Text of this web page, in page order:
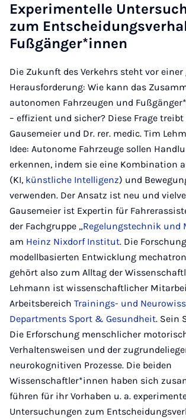
Experimentelle
zum
Fußgänger*innen
Die Zukunft des Verkehrs steht vor einer
Herausforderung: Wie kann das
autonomen Fahrzeugen und
– effizient und sicher? Diese Frage treibt
Gausemeier und Dr. rer. medic. Tim
Idee: Autonome Fahrzeuge sollen
erkennen, indem sie eine Kombination
(KI, künstliche Intelligenz) und
verwenden. Der Ansatz ist neu und
Gausemeier ist Expertin für
der Fachgruppe „Regelungstechnik und
am Heinz Nixdorf Institut. Die
modellbasierten Entwicklung
gehört also zum Alltag der
Lehmann ist wissenschaftlicher
Arbeitsbereich Trainings- und
Departments Sport & Gesundheit. Sein
Die Erforschung menschlicher
Verhaltensweisen und der
neurokognitiven Prozesse. Die beiden
Wissenschaftler*innen haben sich
führen für ihr Vorhaben u. a.
Untersuchungen zum